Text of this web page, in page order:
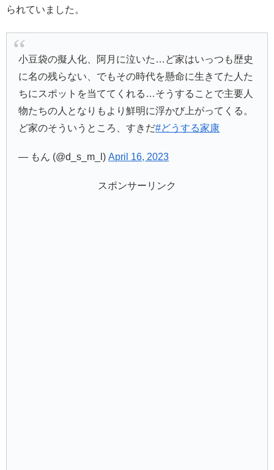
られていました。
小豆袋の擬人化、阿月に泣いた…ど家はいっつも歴史
に名の残らない、でもその時代を懸命に生きてた人た
ちにスポットを当ててくれる…そうすることで主要人
物たちの人となりもより鮮明に浮かび上がってくる。
ど家のそういうところ、すきだ#どうする家康
— もん (@d_s_m_l)April 16, 2023
スポンサーリンク